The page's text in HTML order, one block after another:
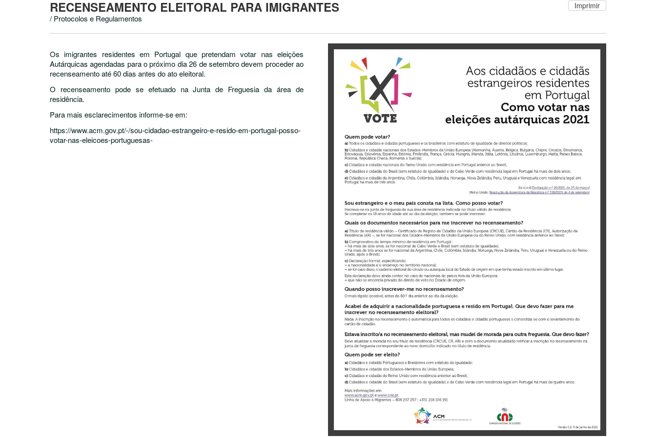
RECENSEAMENTO ELEITORAL PARA IMIGRANTES
/ Protocolos e Regulamentos
Os imigrantes residentes em Portugal que pretendam votar nas eleições
Autárquicas agendadas para o próximo dia 26 de setembro devem proceder ao
recenseamento até 60 dias antes do ato eleitoral.
O recenseamento pode se efetuado na Junta de Freguesia da área de
residência.
Para mais esclarecimentos informe-se em:
https://www.acm.gov.pt/-/sou-cidadao-estrangeiro-e-resido-em-portugal-posso-
votar-nas-eleicoes-portuguesas-